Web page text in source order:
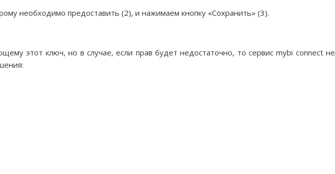
необходимо предоставить (2), и нажимаем кнопку «Сохранить» (3).
этот ключ, но в случае, если прав будет недостаточно, то сервис mybi connect не